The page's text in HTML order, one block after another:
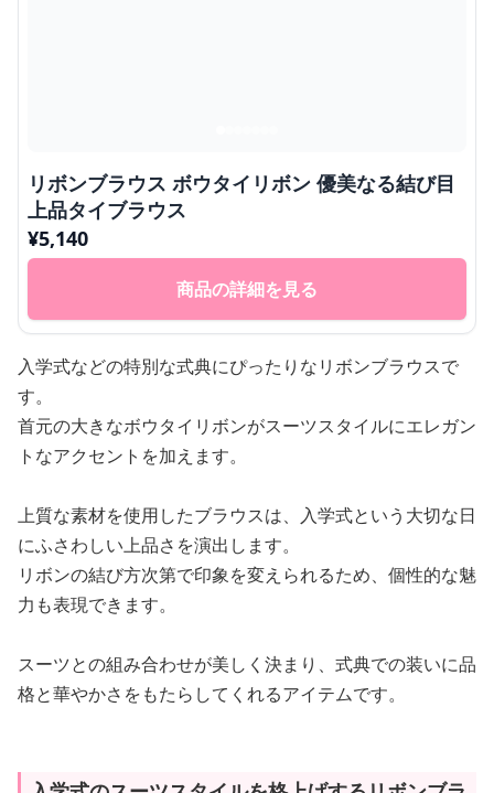
リボンブラウス ボウタイリボン 優美なる結び目
上品タイブラウス
¥5,140
商品の詳細を見る
入学式などの特別な式典にぴったりなリボンブラウスで
す。
首元の大きなボウタイリボンがスーツスタイルにエレガン
トなアクセントを加えます。
上質な素材を使用したブラウスは、入学式という大切な日
にふさわしい上品さを演出します。
リボンの結び方次第で印象を変えられるため、個性的な魅
力も表現できます。
スーツとの組み合わせが美しく決まり、式典での装いに品
格と華やかさをもたらしてくれるアイテムです。